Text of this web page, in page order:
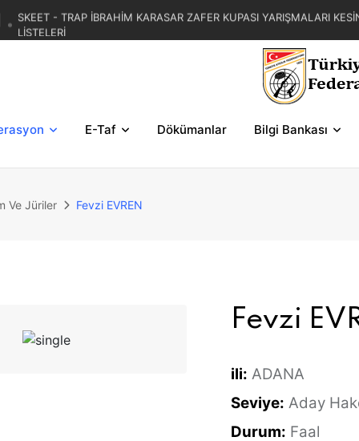
SKEET - TRAP İBRAHİM KARASAR ZAFER KUPASI YARIŞMALARI
LİSTELERİ
TRAP 3. BÖLGESEL YAZ KUPASI YARIŞMA REGLAMANI
TRAP İBRAHİM KARASAR ZAFER KUPASI YARIŞMASI SERİLERİ VE
E-Taf Dökümanlar Bilgi Bankası
Ve Jüriler Fevzi EVREN
Fevzi
ili: ADANA
Seviye: Aday
Durum: Faal